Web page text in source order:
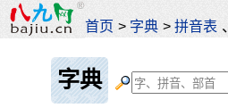
首页 > 字典 >拼音表
字典